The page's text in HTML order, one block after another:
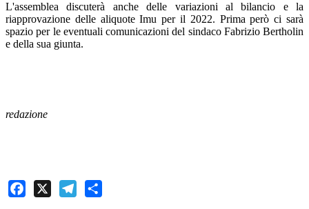
L'assemblea discuterà anche delle variazioni al bilancio e la
riapprovazione delle aliquote Imu per il 2022. Prima però ci sarà
spazio per le eventuali comunicazioni del sindaco Fabrizio Bertholin
e della sua giunta.
redazione